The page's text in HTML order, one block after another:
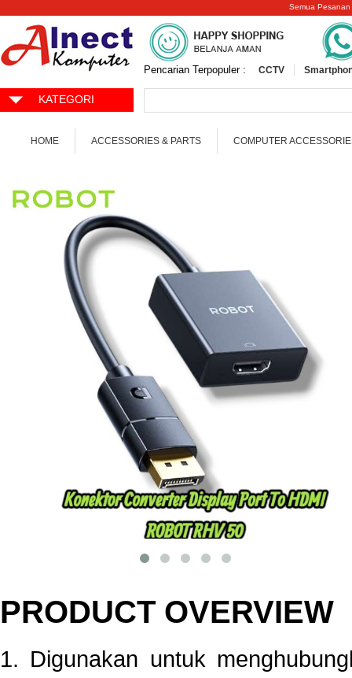
Semua Pesanan
Pencarian Terpopuler : CCTV
KATEGORI
HOME ACCESSORIES & PARTS COMPUTER
PRODUCT OVERVIEW
1. Digunakan untuk